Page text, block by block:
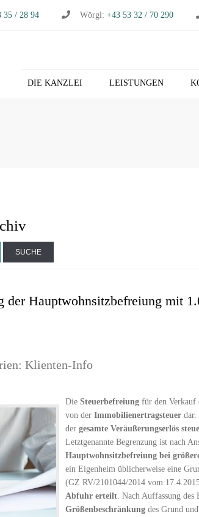
35 / 28 94 Wörgl: +43 53 32 / 70 290
DIE KANZLEI LEISTUNGEN
SUCHE
der Hauptwohnsitzbefreiung mit
Klienten-Info
Die Steuerbefreiung für den Verkauf
von der Immobilienertragsteuer dar.
der gesamte Veräußerungserlös
Letztgenannte Begrenzung ist nach
Hauptwohnsitzbefreiung bei
ein Eigenheim üblicherweise eine
(GZ RV/2101044/2014 vom
Abfuhr erteilt . Nach Auffassung
Größenbeschränkung des Grund